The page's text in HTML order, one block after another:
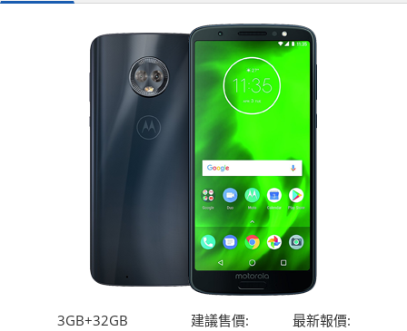
3GB+32GB
建議售價:
最新報價: